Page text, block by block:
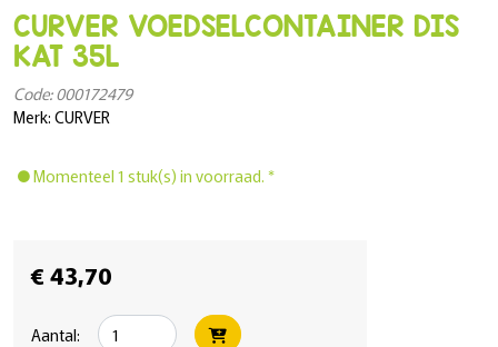
CURVER VOEDSELCONTAINER DIS
KAT 35L
Code: 000172479
Merk: CURVER
Momenteel 1 stuk(s) in voorraad. *
€ 43,70
Aantal: